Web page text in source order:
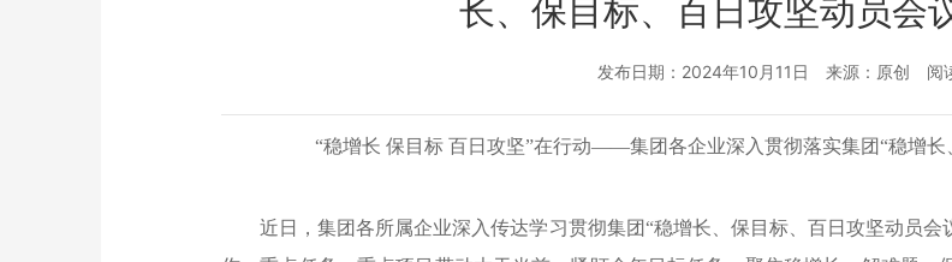
长、保目标、百日攻坚动员会
发布日期：2024年10月11日 来源：原创 阅
“稳增长 保目标 百日攻坚”在行动——集团各企业深入贯彻落实集团“稳增长
近日，集团各所属企业深入传达学习贯彻集团“稳增长、保目标、百日攻坚动员会